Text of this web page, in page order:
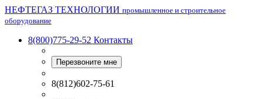
НЕФТЕГАЗ ТЕХНОЛОГИИ промышленное и строительное
оборудование
8(800)775-29-52 Контакты
Перезвоните мне
8(812)602-75-61